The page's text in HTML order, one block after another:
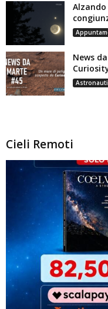
Alzando
News
Cieli Remoti